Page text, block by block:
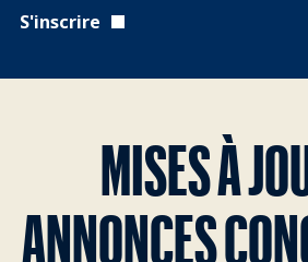
S'inscrire
MISES À
ANNONCES